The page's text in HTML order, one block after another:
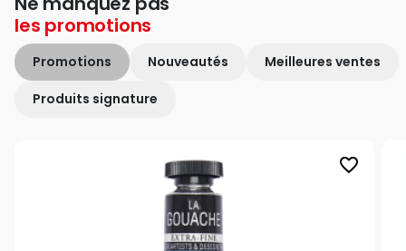
les promotions
Promotions Nouveautés Meilleures ventes
Produits signature
favorite_border